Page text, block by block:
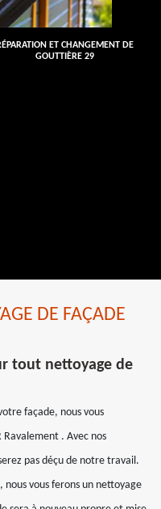
ET CHANGEMENT DE
GOUTTIÈRE 29
DE FAÇADE
tout nettoyage de
façade, nous vous
Ravalement . Avec nos
pas déçu de notre travail.
nous vous ferons un nettoyage